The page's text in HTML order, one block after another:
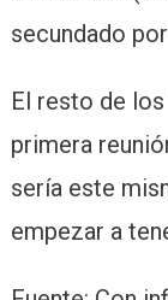
secundado
El resto de
primera
sería este
empezar a